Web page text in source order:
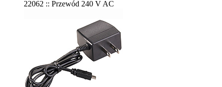
22062 :: Przewód 240 V AC